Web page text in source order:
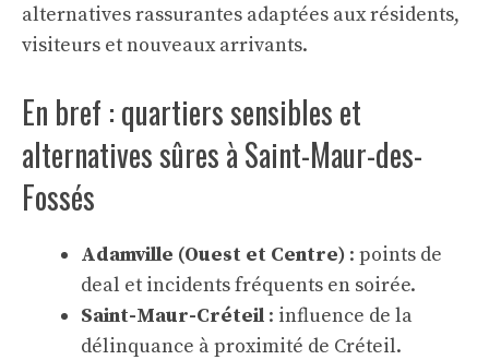
alternatives rassurantes adaptées aux résidents,
visiteurs et nouveaux arrivants.
En bref : quartiers sensibles et
alternatives sûres à Saint-Maur-des-
Fossés
Adamville (Ouest et Centre) : points de
deal et incidents fréquents en soirée.
Saint-Maur-Créteil : influence de la
délinquance à proximité de Créteil.